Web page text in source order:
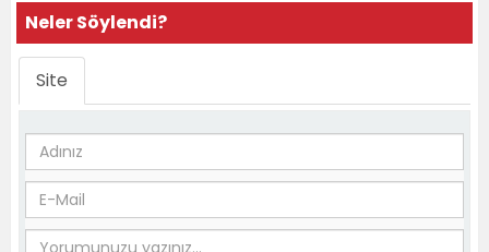
Neler Söylendi?
Site